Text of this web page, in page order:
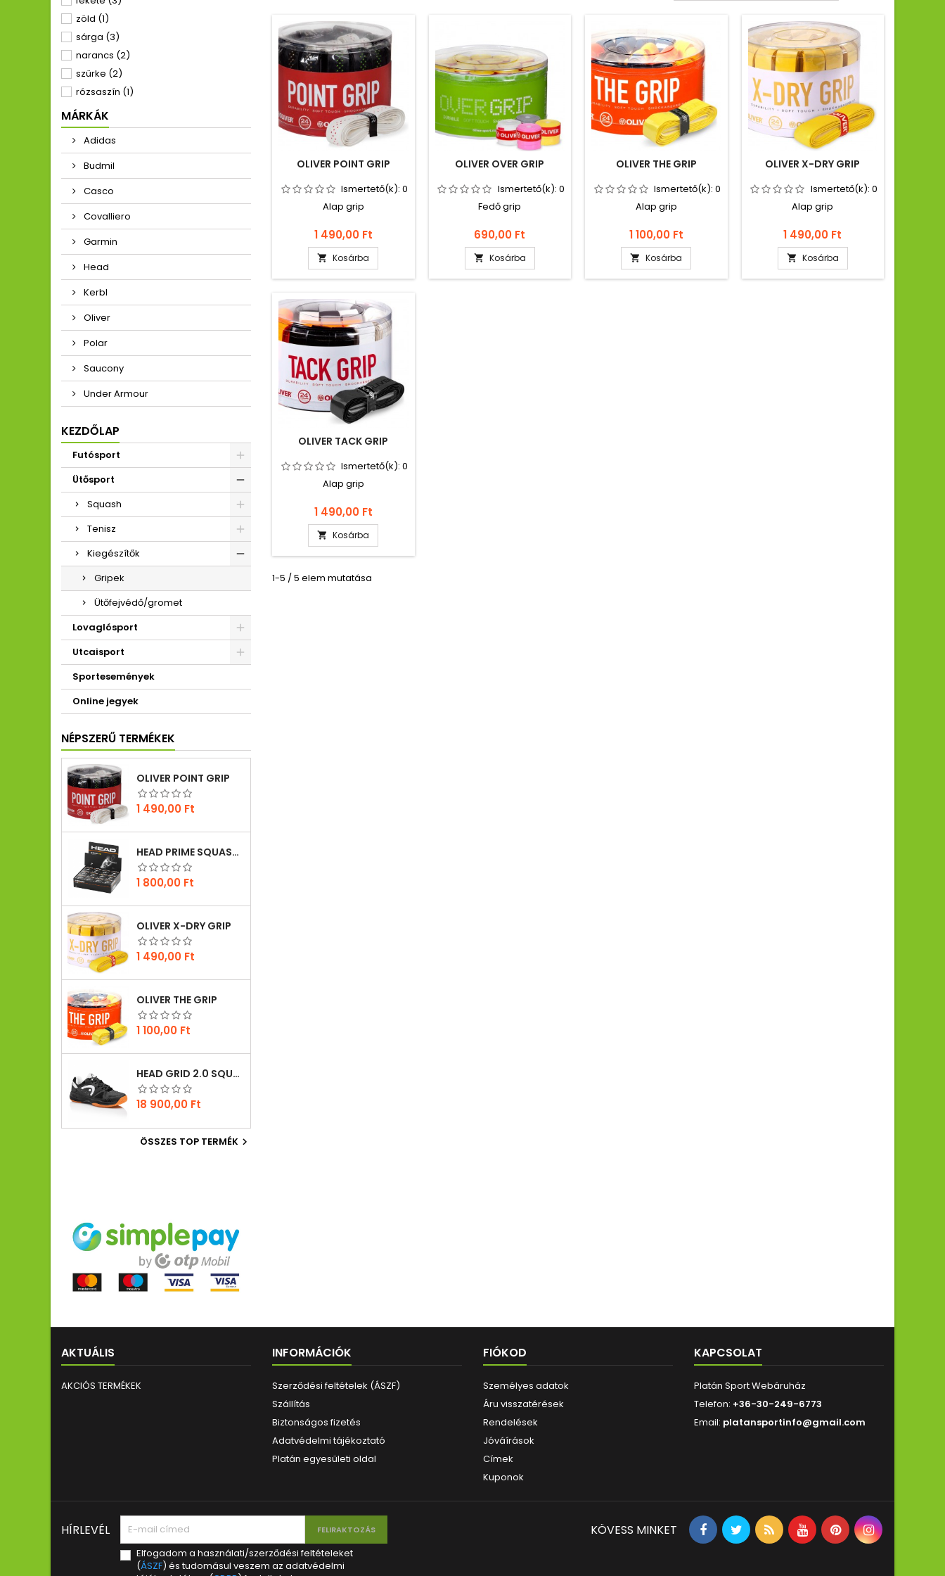
zöld (1)
sárga (3)
narancs (2)
szürke (2)
rózsaszín (1)
fehér-piros
fekete-arany(1)
fekete-zöld
MÁRKÁK
Adidas
Budmil
Casco
Covalliero
Garmin
Head
Kerbl
Oliver
Polar
Saucony
Under Armour
KEZDŐLAP
Futósport
Ütősport
Squash
Tenisz
Kiegészítők
Gripek
Ütőfejvédő/gromet
Lovaglósport
Utcaisport
Sportesemények
Online jegyek
NÉPSZERŰ TERMÉKEK
OLIVER POINT GRIP
Ár
1 490,00 Ft
HEAD PRIME SQUASH LABDA
Ár
1 800,00 Ft
OLIVER X-DRY GRIP
Ár
1 490,00 Ft
OLIVER THE GRIP
Ár
1 100,00 Ft
HEAD GRID 2.0 SQUASH CIPŐ
Ár
18 900,00 Ft
ÖSSZES TOP TERMÉK 
OLIVER POINT GRIP
Ismertető(k):0
Alap grip
Ár
1 490,00 Ft
 Kosárba
OLIVER OVER GRIP
Ismertető(k): 0
Fedő grip
Ár
690,00 Ft
 Kosárba
OLIVER THE GRIP
Ismertető(k):0
Alap grip
Ár
1 100,00 Ft
 Kosárba
OLIVER X-DRY GRIP
Ismertető(k): 0
Alap grip
Ár
1 490,00 Ft
 Kosárba
OLIVER TACK GRIP
Ismertető(k):0
Alap grip
Ár
1 490,00 Ft
 Kosárba
1-5 / 5 elem mutatása
AKTUÁLIS
AKCIÓS TERMÉKEK
INFORMÁCIÓK
Szerződési feltételek (ÁSZF)
Szállítás
Biztonságos fizetés
Adatvédelmi tájékoztató
Platán egyesületi oldal
FIÓKOD
Személyes adatok
Áru visszatérések
Rendelések
Jóváírások
Címek
Kuponok
KAPCSOLAT
Platán Sport Webáruház
Telefon: +36-30-249-6773
Email: platansportinfo@gmail.com
HÍRLEVÉL
Elfogadom a használati/szerződési feltételeket
(ÁSZF) és tudomásul veszem az adatvédelmi
KÖVESS MINKET